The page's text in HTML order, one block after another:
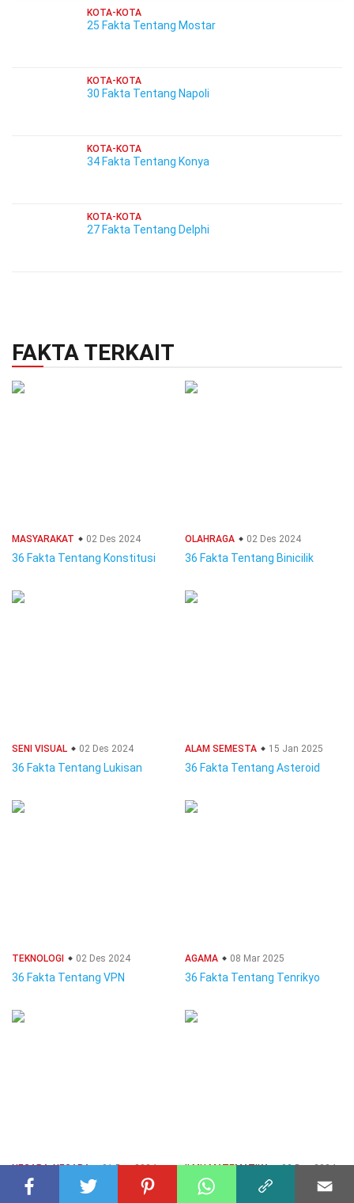
KOTA-KOTA
25 Fakta Tentang Mostar
KOTA-KOTA
30 Fakta Tentang Napoli
KOTA-KOTA
34 Fakta Tentang Konya
KOTA-KOTA
27 Fakta Tentang Delphi
FAKTA TERKAIT
MASYARAKAT 02 Des 2024
36 Fakta Tentang Konstitusi
OLAHRAGA 02 Des 2024
36 Fakta Tentang Binicilik
SENI VISUAL 02 Des 2024
36 Fakta Tentang Lukisan
ALAM SEMESTA 15 Jan 2025
36 Fakta Tentang Asteroid
TEKNOLOGI 02 Des 2024
36 Fakta Tentang VPN
AGAMA 08 Mar 2025
36 Fakta Tentang Tenrikyo
NEGARA-NEGARA 01 Des 2024
36 Fakta Tentang Afganistan
ILMU MATEMATIKA 02 Des 2024
36 Fakta Tentang Regresi